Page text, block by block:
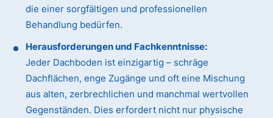
die einer sorgfältigen und professionellen
Behandlung bedürfen.
Herausforderungen und Fachkenntnisse:
Jeder Dachboden ist einzigartig – schräge
Dachflächen, enge Zugänge und oft eine Mischung
aus alten, zerbrechlichen und manchmal wertvollen
Gegenständen. Dies erfordert nicht nur physische